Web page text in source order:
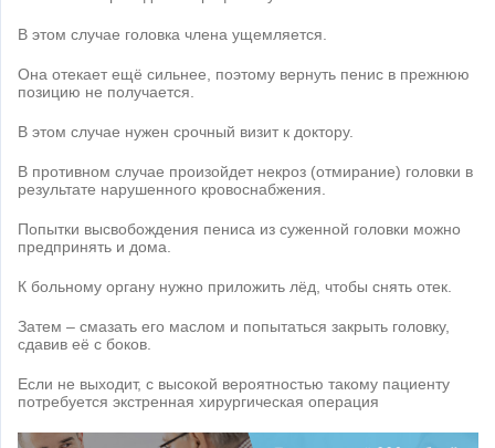
В этом случае головка члена ущемляется.
Она отекает ещё сильнее, поэтому вернуть пенис в прежнюю
позицию не получается.
В этом случае нужен срочный визит к доктору.
В противном случае произойдет некроз (отмирание) головки в
результате нарушенного кровоснабжения.
Попытки высвобождения пениса из суженной головки можно
предпринять и дома.
К больному органу нужно приложить лёд, чтобы снять отек.
Затем – смазать его маслом и попытаться закрыть головку,
сдавив её с боков.
Если не выходит, с высокой вероятностью такому пациенту
потребуется экстренная хирургическая операция